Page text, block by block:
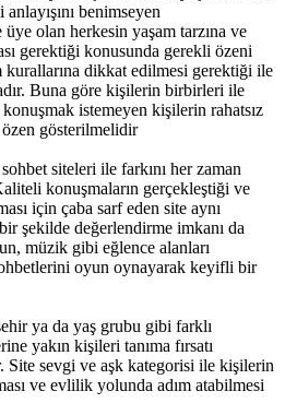
benimseyen
olan herkesin yaşam tarzına ve
gerektiği konusunda gerekli özeni
kurallarına dikkat edilmesi gerektiği ile
Buna göre kişilerin birbirleri ile
istemeyen kişilerin rahatsız
gösterilmelidir
siteleri ile farkını her zaman
konuşmaların gerçekleştiği ve
için çaba sarf eden site aynı
şekilde değerlendirme imkanı da
müzik gibi eğlence alanları
oyun oynayarak keyifli bir
ya da yaş grubu gibi farklı
yakın kişileri tanıma fırsatı
Site sevgi ve aşk kategorisi ile kişilerin
ve evlilik yolunda adım atabilmesi